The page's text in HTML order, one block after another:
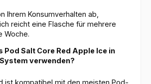
Ihrem Konsumverhalten ab,
reicht eine Flasche für mehrere
Woche.
Pod Salt Core Red Apple Ice in
verwenden?
ist kompatibel mit den meisten Pod-